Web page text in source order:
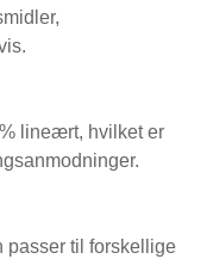
lineært, hvilket er
passer til forskellige